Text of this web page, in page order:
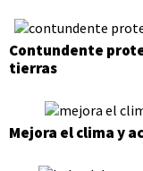
Contundente
tierras
Mejora el clima y